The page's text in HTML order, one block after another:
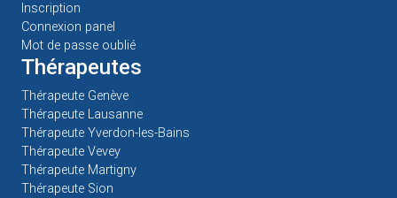
Inscription
Connexion panel
Mot de passe oublié
Thérapeutes
Thérapeute Genève
Thérapeute Lausanne
Thérapeute Yverdon-les-Bains
Thérapeute Vevey
Thérapeute Martigny
Thérapeute Sion